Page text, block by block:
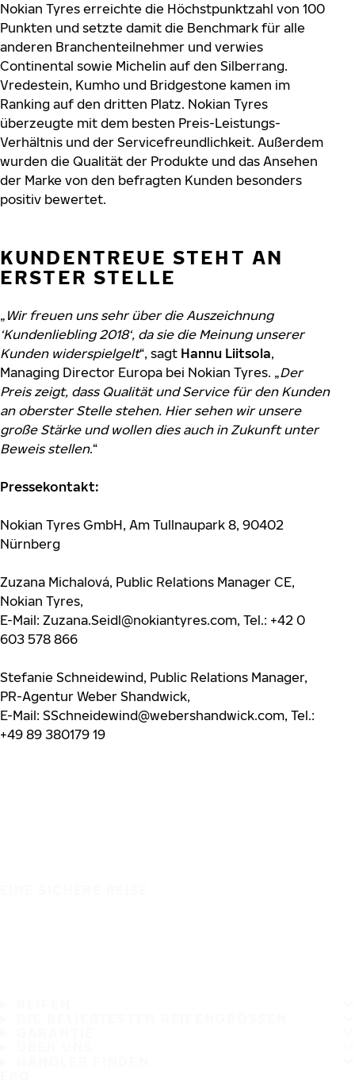
Nokian Tyres erreichte die Höchstpunktzahl von 100
Punkten und setzte damit die Benchmark für alle
anderen Branchenteilnehmer und verwies
Continental sowie Michelin auf den Silberrang.
Vredestein, Kumho und Bridgestone kamen im
Ranking auf den dritten Platz. Nokian Tyres
überzeugte mit dem besten Preis-Leistungs-
Verhältnis und der Servicefreundlichkeit. Außerdem
wurden die Qualität der Produkte und das Ansehen
der Marke von den befragten Kunden besonders
positiv bewertet.
KUNDENTREUE STEHT AN
ERSTER STELLE
„ Wir freuen uns sehr über die Auszeichnung
‘Kundenliebling 2018‘, da sie die Meinung unserer
Kunden widerspielgelt“, sagt Hannu Liitsola,
Managing Director Europa bei Nokian Tyres. „Der
Preis zeigt, dass Qualität und Service für den Kunden
an oberster Stelle stehen. Hier sehen wir unsere
große Stärke und wollen dies auch in Zukunft unter
Beweis stellen.“
Pressekontakt:
Nokian Tyres GmbH, Am Tullnaupark 8, 90402
Nürnberg
Zuzana Michalová, Public Relations Manager CE,
Nokian Tyres,
E-Mail: Zuzana.Seidl@nokiantyres.com, Tel.: +42 0
603 578 866
Stefanie Schneidewind, Public Relations Manager,
PR-Agentur Weber Shandwick,
E-Mail: SSchneidewind@webershandwick.com, Tel.:
+49 89 380179 19